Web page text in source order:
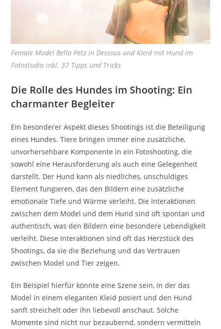
Female Model Bella Petz in Dessous und Kleid mit Hund im
Fotostudio inkl. 37 Tipps und Tricks
Die Rolle des Hundes im Shooting: Ein
charmanter Begleiter
Ein besonderer Aspekt dieses Shootings ist die Beteiligung
eines Hundes. Tiere bringen immer eine zusätzliche,
unvorhersehbare Komponente in ein Fotoshooting, die
sowohl eine Herausforderung als auch eine Gelegenheit
darstellt. Der Hund kann als niedliches, unschuldiges
Element fungieren, das den Bildern eine zusätzliche
emotionale Tiefe und Wärme verleiht. Die Interaktionen
zwischen dem Model und dem Hund sind oft spontan und
authentisch, was den Bildern eine besondere Lebendigkeit
verleiht. Diese Interaktionen sind oft das Herzstück des
Shootings, da sie die Beziehung und das Vertrauen
zwischen Model und Tier zeigen.
Ein Beispiel hierfür könnte eine Szene sein, in der das
Model in einem eleganten Kleid posiert und den Hund
sanft streichelt oder ihn liebevoll anschaut. Solche
Momente sind nicht nur bezaubernd, sondern vermitteln